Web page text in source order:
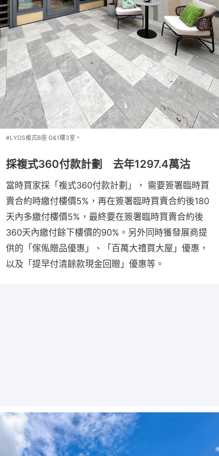
#LYOS複式B座 G&1樓3室。
採複式360付款計劃 去年1297.4萬沽
當時買家採「複式360付款計劃」， 需要簽署臨時買
賣合約時繳付樓價5%，再在簽署臨時買賣合約後180
天內多繳付樓價5%，最終要在簽署臨時買賣合約後
360天內繳付餘下樓價的90%。另外同時獲發展商提
供的「傢俬贈品優惠」、「百萬大禮買大屋」優惠，
以及「提早付清餘款現金回贈」優惠等。